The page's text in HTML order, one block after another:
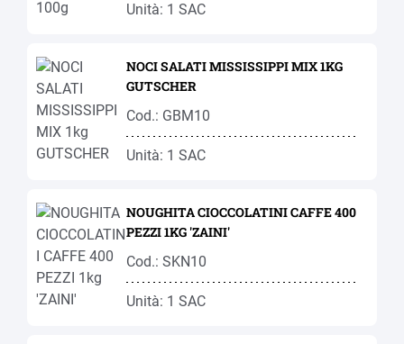
Unità: 1 SAC
NOCI SALATI MISSISSIPPI MIX 1KG
GUTSCHER
Cod.: GBM10
Unità: 1 SAC
NOUGHITA CIOCCOLATINI CAFFE 400
PEZZI 1KG 'ZAINI'
Cod.: SKN10
Unità: 1 SAC